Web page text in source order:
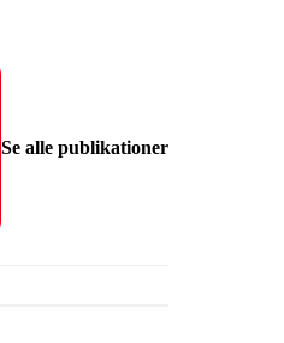
Se alle publikationer